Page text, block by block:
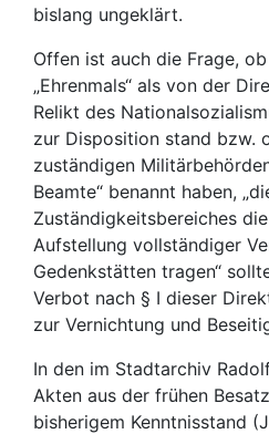
bislang ungeklärt.
Offen ist auch die Frage,
„Ehrenmals“ als von der
Relikt des
zur Disposition stand bzw.
zuständigen
Beamte“ benannt haben,
Zuständigkeitsbereiches
Aufstellung vollständiger
Gedenkstätten tragen“
Verbot nach § I dieser
zur Vernichtung und
In den im Stadtarchiv
Akten aus der frühen
bisherigem Kenntnisstand